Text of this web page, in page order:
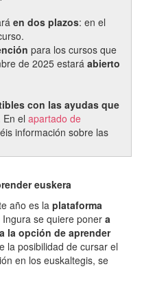
en dos plazos: en el
para los cursos que
de 2025 estará abierto
con las ayudas que
En el apartado de
información sobre las
euskera
año es la plataforma
Ingura se quiere poner a
la opción de aprender
la posibilidad de cursar el
en los euskaltegis, se